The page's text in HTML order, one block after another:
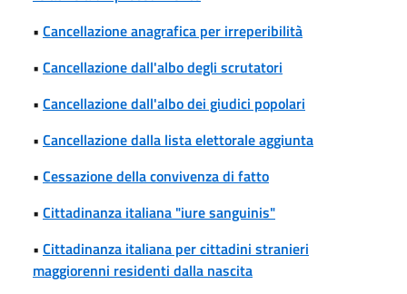
• Cancellazione anagrafica per irreperibilità
• Cancellazione dall'albo degli scrutatori
• Cancellazione dall'albo dei giudici popolari
• Cancellazione dalla lista elettorale aggiunta
• Cessazione della convivenza di fatto
• Cittadinanza italiana "iure sanguinis"
• Cittadinanza italiana per cittadini stranieri
maggiorenni residenti dalla nascita